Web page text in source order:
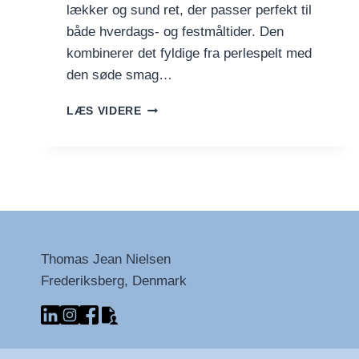
lækker og sund ret, der passer perfekt til
både hverdags- og festmåltider. Den
kombinerer det fyldige fra perlespelt med
den søde smag…
LÆS VIDEREKORNSALAT
Thomas Jean Nielsen
Frederiksberg, Denmark